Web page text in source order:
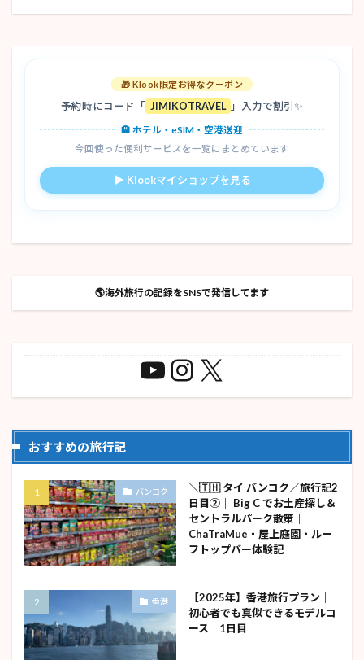
🎁 Klook限定お得なクーポン
予約時にコード「 JIMIKOTRAVEL 」入力で割引✨
🏨 ホテル・eSIM・空港送迎
今回使った便利サービスを一覧にまとめています
▶ Klookマイショップを見る
🌎海外旅行の記録をSNSで発信してます
おすすめの旅行記
バンコク
＼🇹🇭 タイ バンコク／旅行記2
日目②｜ Big C でお土産探し＆
セントラルパーク散策｜
ChaTraMue・屋上庭園・ルー
フトップバー体験記
香港
【2025年】香港旅行プラン｜
初心者でも真似できるモデルコ
ース｜1日目